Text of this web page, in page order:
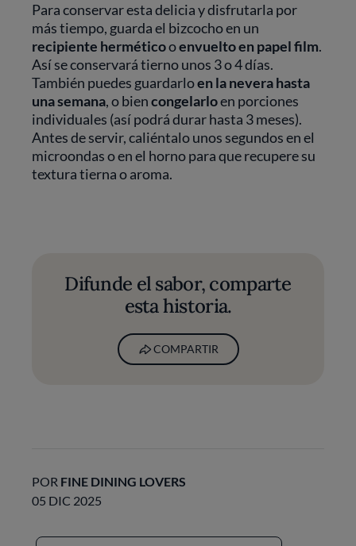
Para conservar esta delicia y disfrutarla por
más tiempo, guarda el bizcocho en un
recipiente herméticooenvuelto en papel film.
Así se conservará tierno unos 3 o 4 días.
También puedes guardarloen la nevera hasta
una semana, o biencongelarloen porciones
individuales (así podrá durar hasta 3 meses).
Antes de servir, caliéntalo unos segundos en el
microondas o en el horno para que recupere su
textura tierna o aroma.
Difunde el sabor, comparte
esta historia.
COMPARTIR
POR FINE DINING LOVERS
05 DIC 2025